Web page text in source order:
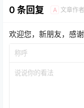
0 条回复 A 文章作者
欢迎您，新朋友，感谢